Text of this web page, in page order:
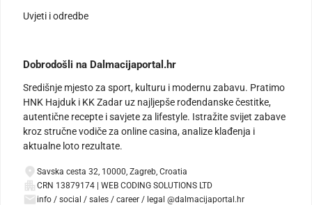
Uvjeti i odredbe
Dobrodošli na Dalmacijaportal.hr
Središnje mjesto za sport, kulturu i modernu zabavu. Pratimo
HNK Hajduk i KK Zadar uz najljepše rođendanske čestitke,
autentične recepte i savjete za lifestyle. Istražite svijet zabave
kroz stručne vodiče za online casina, analize klađenja i
aktualne loto rezultate.
Savska cesta 32, 10000, Zagreb, Croatia
CRN 13879174 | WEB CODING SOLUTIONS LTD
info / social / sales / career / legal @dalmacijaportal.hr